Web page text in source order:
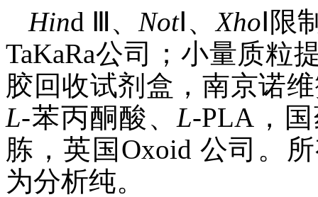
Hind Ⅲ、NotⅠ、XhoⅠ限
TaKaRa公司；小量质粒
胶回收试剂盒，南京诺
L-苯丙酮酸、L-PLA，
胨，英国Oxoid 公司。
为分析纯。